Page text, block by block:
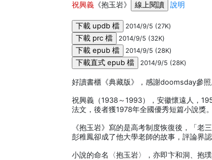
祝興義 《抱玉岩》 說明
2014/9/5 (27K)
2014/9/5 (32K)
2014/9/5 (28K)
2014/9/5 (28K)
好讀書櫃《典藏版》，感謝doomsday參照
祝興義（1938～1993），安徽懷遠人，
法文，後者獲1978年全國優秀短篇小說獎。
《抱玉岩》寫的是高考制度恢復後，「老
彭稚鳳卻成了他大學老師的故事，評論界
小說的命名〈抱玉岩〉，亦即卞和洞、抱